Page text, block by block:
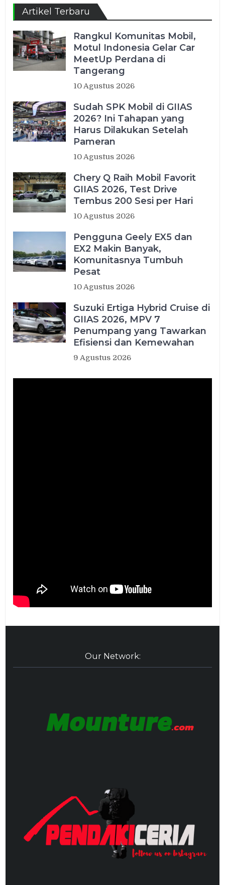
Artikel Terbaru
Rangkul Komunitas Mobil,
Motul Indonesia Gelar Car
MeetUp Perdana di
Tangerang
10 Agustus 2026
Sudah SPK Mobil di GIIAS
2026? Ini Tahapan yang
Harus Dilakukan Setelah
Pameran
10 Agustus 2026
Chery Q Raih Mobil Favorit
GIIAS 2026, Test Drive
Tembus 200 Sesi per Hari
10 Agustus 2026
Pengguna Geely EX5 dan
EX2 Makin Banyak,
Komunitasnya Tumbuh
Pesat
10 Agustus 2026
Suzuki Ertiga Hybrid Cruise di
GIIAS 2026, MPV 7
Penumpang yang Tawarkan
Efisiensi dan Kemewahan
9 Agustus 2026
Our Network: